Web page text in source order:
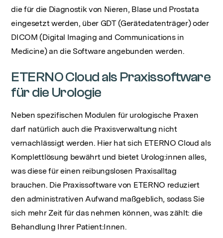
die für die Diagnostik von Nieren, Blase und Prostata
eingesetzt werden, über GDT (Gerätedatenträger) oder
DICOM (Digital Imaging and Communications in
Medicine) an die Software angebunden werden.
ETERNO Cloud als Praxissoftware
für die Urologie
Neben spezifischen Modulen für urologische Praxen
darf natürlich auch die Praxisverwaltung nicht
vernachlässigt werden. Hier hat sich ETERNO Cloud als
Komplettlösung bewährt und bietet Urolog:innen alles,
was diese für einen reibungslosen Praxisalltag
brauchen. Die Praxissoftware von ETERNO reduziert
den administrativen Aufwand maßgeblich, sodass Sie
sich mehr Zeit für das nehmen können, was zählt: die
Behandlung Ihrer Patient:Innen.